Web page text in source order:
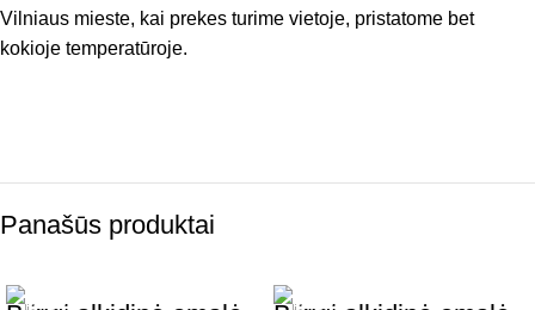
Vilniaus mieste, kai prekes turime vietoje, pristatome bet
kokioje temperatūroje.
Panašūs produktai